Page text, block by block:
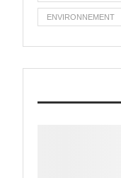
ENVIRONNEMENT